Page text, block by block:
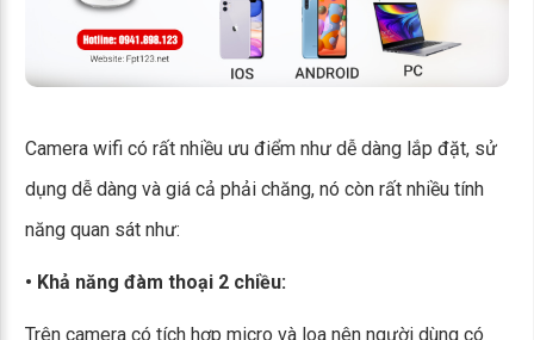
Camera wifi có rất nhiều ưu điểm như dễ dàng lắp đặt, sử
dụng dễ dàng và giá cả phải chăng, nó còn rất nhiều tính
năng quan sát như:
• Khả năng đàm thoại 2 chiều:
Trên camera có tích hợp micro và loa nên người dùng có